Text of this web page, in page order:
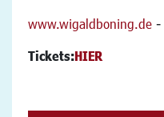
www.wigaldboning.de -
Tickets:HIER